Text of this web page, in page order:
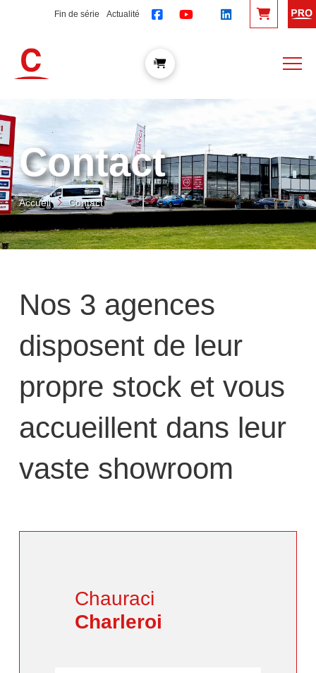
Fin de série Actualité
Contact
Accueil Contact
Nos 3 agences
disposent de leur
propre stock et vous
accueillent dans leur
vaste showroom
Chauraci
Charleroi